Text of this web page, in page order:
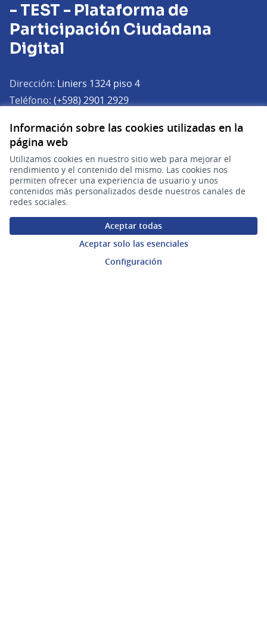
Información sobre las cookies utilizadas en la
página web
Utilizamos cookies en nuestro sitio web para mejorar el
rendimiento y el contenido del mismo. Las cookies nos
permiten ofrecer una experiencia de usuario y unos
contenidos más personalizados desde nuestros canales de
redes sociales.
Aceptar todas
Aceptar solo las esenciales
Configuración
- TEST - Plataforma de
Participación Ciudadana
Digital
Dirección: Liniers 1324 piso 4
Teléfono: (+598) 2901 2929
plataforma.participacion@agesic.gub.uy(Abrir en una
Horario de atención:
Lunes a viernes de 9:30 a 17:30 hs.
- TEST - Plataforma de Participación Ciudadana Digital en X
(Enlace externo)
- TEST - Plataforma de Participación Ciudadana Digital en
(Enlace externo)
- TEST - Plataforma de Participación Ciudadana Digital
(Enlace externo)
Participá